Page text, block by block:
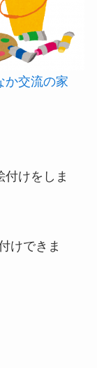
交流の家
けをしま
けできま